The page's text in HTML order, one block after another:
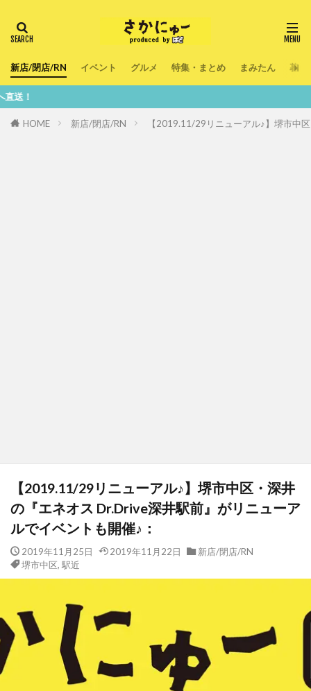
新店/閉店/RN イベント グルメ 特集・まとめ まみたん 暮ら
HOME 新店/閉店/RN 【2019.11/29リニューアル♪】堺市中
【2019.11/29リニューアル♪】堺市中区・深井
の『エネオス Dr.Drive深井駅前』がリニューア
ルでイベントも開催♪：
2019年11月25日 2019年11月22日
新店/閉店/RN
堺市中区, 駅近